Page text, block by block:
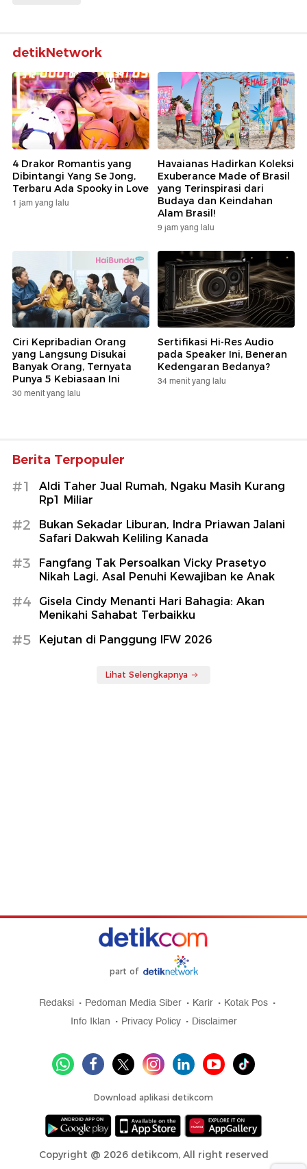
detikNetwork
4 Drakor Romantis yang
Dibintangi Yang Se Jong,
Terbaru Ada Spooky in Love
1 jam yang lalu
Havaianas Hadirkan Koleksi
Exuberance Made of Brasil
yang Terinspirasi dari
Budaya dan Keindahan
Alam Brasil!
9 jam yang lalu
Ciri Kepribadian Orang
yang Langsung Disukai
Banyak Orang, Ternyata
Punya 5 Kebiasaan Ini
30 menit yang lalu
Sertifikasi Hi-Res Audio
pada Speaker Ini, Beneran
Kedengaran Bedanya?
34 menit yang lalu
Berita Terpopuler
#1
Aldi Taher Jual Rumah, Ngaku Masih Kurang
Rp1 Miliar
#2
Bukan Sekadar Liburan, Indra Priawan Jalani
Safari Dakwah Keliling Kanada
#3
Fangfang Tak Persoalkan Vicky Prasetyo
Nikah Lagi, Asal Penuhi Kewajiban ke Anak
#4
Gisela Cindy Menanti Hari Bahagia: Akan
Menikahi Sahabat Terbaikku
#5 Kejutan di Panggung IFW 2026
Lihat Selengkapnya
part of
Redaksi Pedoman Media Siber Karir
Kotak Pos
Info Iklan
Privacy Policy Disclaimer
Download aplikasi detikcom
Copyright @ 2026 detikcom, All right reserved